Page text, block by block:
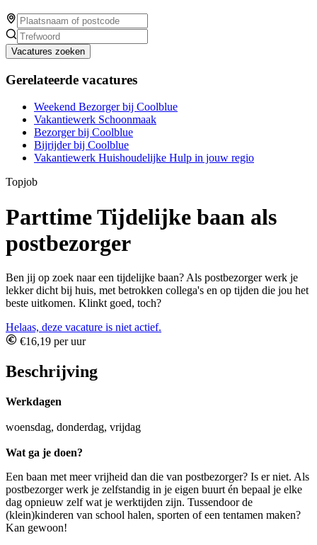
Vacatures zoeken
Gerelateerde vacatures
Weekend Bezorger bij Coolblue
Vakantiewerk Schoonmaak
Bezorger bij Coolblue
Bijrijder bij Coolblue
Vakantiewerk Huishoudelijke Hulp in jouw regio
Topjob
Parttime Tijdelijke baan als
postbezorger
Ben jij op zoek naar een tijdelijke baan? Als postbezorger werk je
lekker dicht bij huis, met betrokken collega's en op tijden die jou het
beste uitkomen. Klinkt goed, toch?
Helaas, deze vacature is niet actief.
€16,19 per uur
Beschrijving
Werkdagen
woensdag, donderdag, vrijdag
Wat ga je doen?
Een baan met meer vrijheid dan die van postbezorger? Is er niet. Als
postbezorger werk je zelfstandig in je eigen buurt én bepaal je elke
dag opnieuw zelf wat je werktijden zijn. Tussendoor de
(klein)kinderen van school halen, sporten of een tentamen maken?
Kan gewoon!